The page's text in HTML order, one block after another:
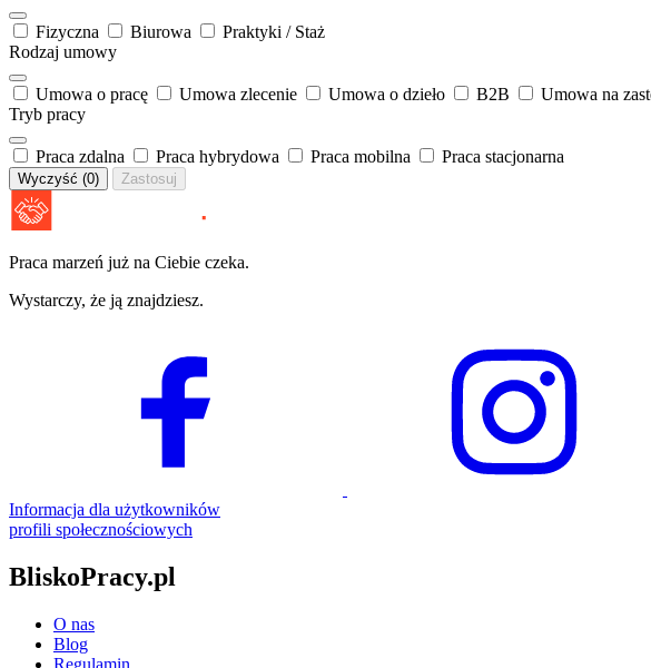
Fizyczna Biurowa
Praktyki / Staż
Rodzaj umowy
Umowa o pracę Umowa zlecenie Umowa o dzieło B2B Umowa na
Tryb pracy
Praca zdalna Praca hybrydowa Praca mobilna Praca stacjonarna
Wyczyść (0) Zastosuj
Praca marzeń już na Ciebie czeka.
Wystarczy, że ją znajdziesz.
Informacja dla użytkowników
profili społecznościowych
BliskoPracy.pl
O nas
Blog
Regulamin